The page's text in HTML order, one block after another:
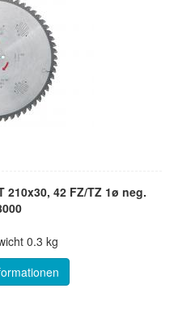
210x30, 42 FZ/TZ 1ø neg.
0.3 kg